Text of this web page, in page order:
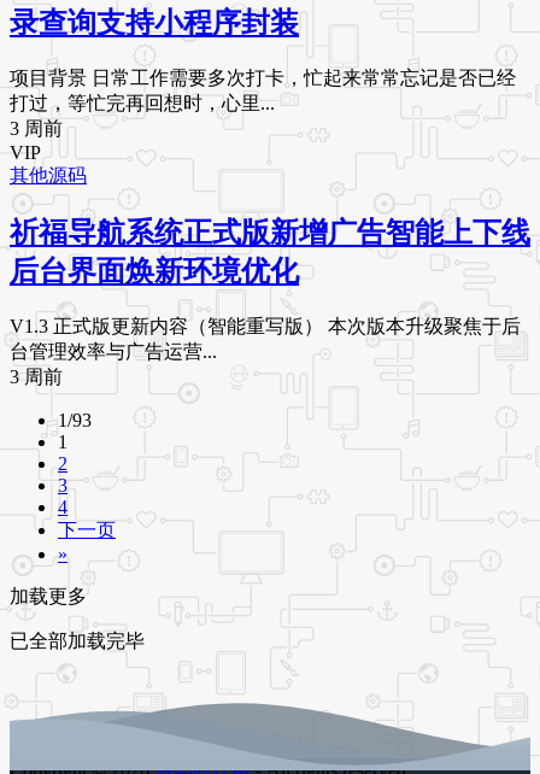
录查询支持小程序封装
项目背景 日常工作需要多次打卡，忙起来常常忘记是否已经
打过，等忙完再回想时，心里...
3 周前
VIP
其他源码
祈福导航系统正式版新增广告智能上下线
后台界面焕新环境优化
V1.3 正式版更新内容（智能重写版） 本次版本升级聚焦于后
台管理效率与广告运营...
3 周前
1/93
1
2
3
4
下一页
»
加载更多
已全部加载完毕
Copyright © 2026源码时代网- All rights reserved